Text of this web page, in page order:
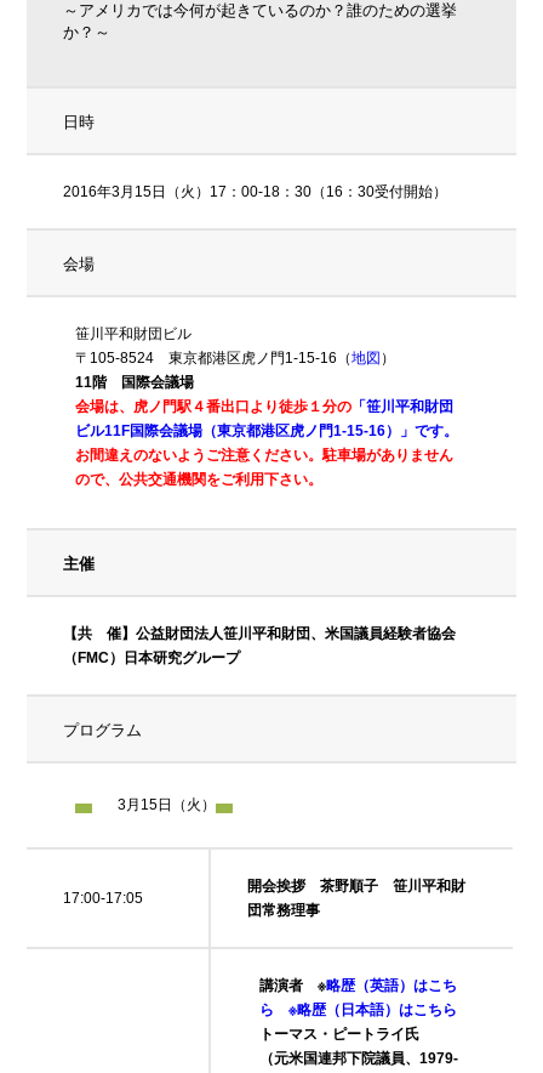
～アメリカでは今何が起きているのか？誰のための選挙
か？～
日時
2016年3月15日（火）17：00-18：30（16：30受付開始）
会場
笹川平和財団ビル
〒105-8524 東京都港区虎ノ門1-15-16（地図 ）
11階 国際会議場
会場は、虎ノ門駅４番出口より徒歩１分の 「笹川平和財団
ビル11F国際会議場（東京都港区虎ノ門1-15-16）」です。
お間違えのないようご注意ください。駐車場がありません
ので、公共交通機関をご利用下さい。
主催
【共 催】公益財団法人笹川平和財団、米国議員経験者協会
（FMC）日本研究グループ
プログラム
3月15日（火）
17:00-17:05
開会挨拶 茶野順子 笹川平和財
団常務理事
講演者 ※略歴（英語）はこち
ら
※略歴（日本語）はこちら
トーマス・ピートライ氏
（元米国連邦下院議員、1979-